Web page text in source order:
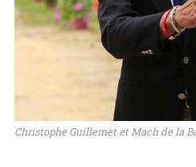
Christophe Guillemet et Mach de la